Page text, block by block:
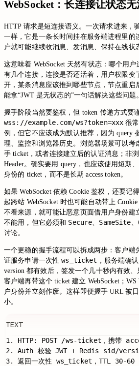
WebSocket：长连接让状态
HTTP 请求是短连接语义。一次请求进来，
一样，它是一条长时间挂在服务端进程里的
户就可能继续收消息、发消息、保持在线状
这意味着 WebSocket 天然有状态：哪个用
有几个连接，连接是否还活着，用户权限变
开，某条消息应该推到哪些节点，节点重启
能拿“JWT 是无状态的”一句话解决这些问题。
握手阶段当然要鉴权，但 token 传递方式要
wss://example.com/ws?token=xxx 很
例，但它不应该成为默认推荐，因为 query
理、监控和浏览器历史。浏览器场景可以考
手 ticket，或者连接建立后的认证消息；非
Header。确实要用 query，也应该使用短期
身份的 ticket，而不是长期 access token。
如果 WebSocket 依赖 Cookie 鉴权，还要记
起跨站 WebSocket 时也可能自动带上
不看来源，就可能让恶意页面借用户身份建
不能用，但它必须和 Secure SameSite
讨论。
一个更稳的握手流程可以拆成两步：客户端
证服务申请一次性ws_ticket ，服务端确
version 都有效后，签发一个几十秒内有效、
客户端再带这个 ticket 建立 WebSocket；
户身份并立刻作废。这样即便握手 URL 被
小。
TEXT
1. HTTP: POST /ws-ticket，携带
2. Auth 校验 JWT + Redis sid/
3. 返回一次性 ws_ticket，TTL 30-60